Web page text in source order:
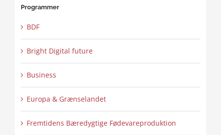
Programmer
BDF
Bright Digital future
Business
Europa & Grænselandet
Fremtidens Bæredygtige Fødevareproduktion